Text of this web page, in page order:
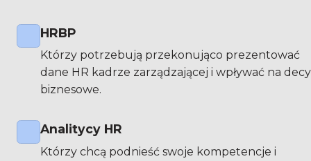
HRBP
Którzy potrzebują przekonująco prezentować
dane HR kadrze zarządzającej i wpływać na
biznesowe.
Analitycy HR
Którzy chcą podnieść swoje kompetencje i